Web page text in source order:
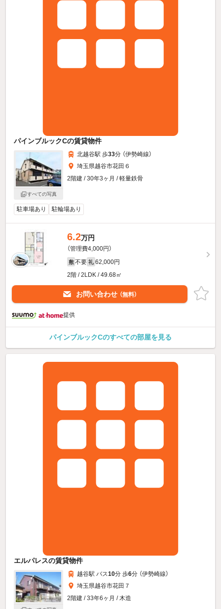
パインブルックCの賃貸物件
すべての写真
北越谷駅 歩33分 （伊勢崎線）
埼玉県越谷市花田６
2階建 / 30年3ヶ月 / 軽量鉄骨
駐車場あり 駐輪場あり
6.2万円
（管理費4,000円）
敷 不要 礼 62,000円
2階 / 2LDK / 49.68㎡
お問い合わせ （無料）
提供
パインブルックCのすべての部屋を見る
エルパレスの賃貸物件
越谷駅 バス10分 歩6分 （伊勢崎線）
埼玉県越谷市花田７
2階建 / 33年6ヶ月 / 木造